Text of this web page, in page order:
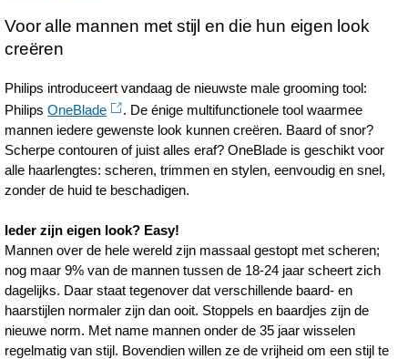
Voor alle mannen met stijl en die hun eigen look
creëren
Philips introduceert vandaag de nieuwste male grooming tool:
PhilipsOneBlade
. De énige multifunctionele tool waarmee
mannen iedere gewenste look kunnen creëren. Baard of snor?
Scherpe contouren of juist alles eraf? OneBlade is geschikt voor
alle haarlengtes: scheren, trimmen en stylen, eenvoudig en snel,
zonder de huid te beschadigen.
Ieder zijn eigen look? Easy!
Mannen over de hele wereld zijn massaal gestopt met scheren;
nog maar 9% van de mannen tussen de 18-24 jaar scheert zich
dagelijks. Daar staat tegenover dat verschillende baard- en
haarstijlen normaler zijn dan ooit. Stoppels en baardjes zijn de
nieuwe norm. Met name mannen onder de 35 jaar wisselen
regelmatig van stijl. Bovendien willen ze de vrijheid om een stijl te